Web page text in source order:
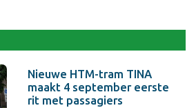
Nieuwe HTM-tram TINA
maakt 4 september eerste
rit met passagiers